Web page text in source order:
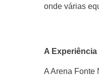
onde várias
A
A Arena Fonte